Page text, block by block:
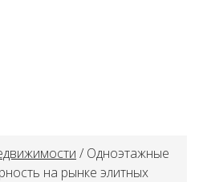
/ Одноэтажные
на рынке элитных